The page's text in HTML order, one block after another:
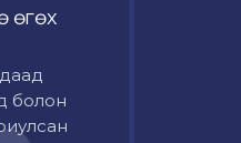
өгөх
болон